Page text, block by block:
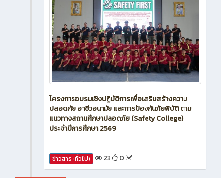
โครงการอบรมเชิงปฏิบัติการเพื่อเสริมสร้างความ
ปลอดภัย อาชีวอนามัย และการป้องกันภัยพิบัติ ตาม
แนวทางสถานศึกษาปลอดภัย (Safety College)
23 0